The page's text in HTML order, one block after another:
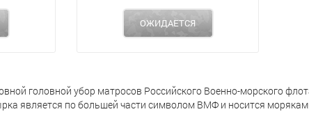
ОЖИДАЕТСЯ
головной убор матросов Российского Военно-морского
является по большей части символом ВМФ и носится